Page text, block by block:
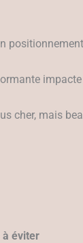
cher, mais
à éviter